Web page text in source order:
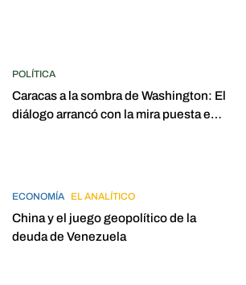
POLÍTICA
Caracas a la sombra de Washington: El
diálogo arrancó con la mira puesta en
ECONOMÍA EL ANALÍTICO
China y el juego geopolítico de la
deuda de Venezuela